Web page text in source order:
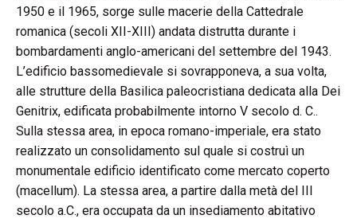
1950 e il 1965, sorge sulle macerie della Cattedrale
romanica (secoli XII-XIII) andata distrutta durante i
bombardamenti anglo-americani del settembre del 1943.
L’edificio bassomedievale si sovrapponeva, a sua volta,
alle strutture della Basilica paleocristiana dedicata alla Dei
Genitrix, edificata probabilmente intorno V secolo d. C..
Sulla stessa area, in epoca romano-imperiale, era stato
realizzato un consolidamento sul quale si costruì un
monumentale edificio identificato come mercato coperto
(macellum). La stessa area, a partire dalla metà del III
secolo a.C., era occupata da un insediamento abitativo